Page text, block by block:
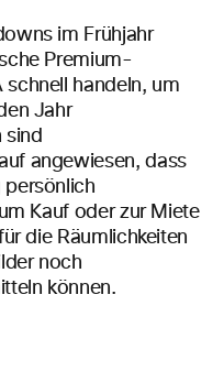
im Frühjahr
Premium-
schnell handeln, um
Jahr
sind
angewiesen, dass
persönlich
Kauf oder zur Miete
die Räumlichkeiten
noch
können.